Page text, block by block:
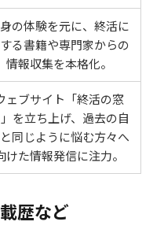
の体験を元に、終活に
る書籍や専門家からの
情報収集を本格化。
ェブサイト「終活の窓
を立ち上げ、過去の自
同じように悩む方々へ
けた情報発信に注力。
歴など